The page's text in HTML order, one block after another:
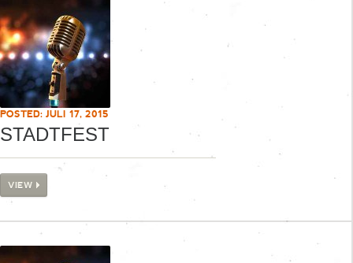
POSTED: JULI 17, 2015
STADTFEST
VIEW